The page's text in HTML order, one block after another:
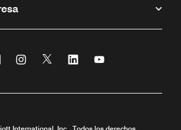
Facebook
una ventana nueva
Instagram
Abre una ventana nueva
Twitter
Abre una ventana nueva
Linkedin
Abre una ventana nueva
Abre una ventana